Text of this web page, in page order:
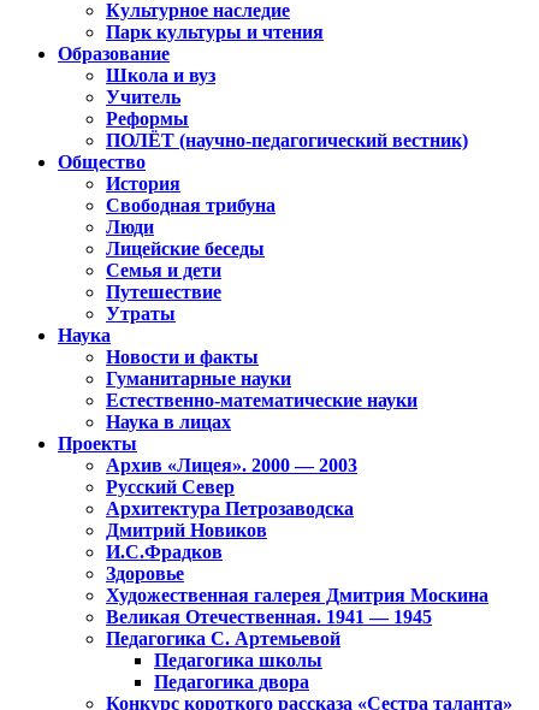
Культурное наследие
Парк культуры и чтения
Образование
Школа и вуз
Учитель
Реформы
ПОЛЁТ (научно-педагогический вестник)
Общество
История
Свободная трибуна
Люди
Лицейские беседы
Семья и дети
Путешествие
Утраты
Наука
Новости и факты
Гуманитарные науки
Естественно-математические науки
Наука в лицах
Проекты
Архив «Лицея». 2000 — 2003
Русский Север
Архитектура Петрозаводска
Дмитрий Новиков
И.С.Фрадков
Здоровье
Художественная галерея Дмитрия Москина
Великая Отечественная. 1941 — 1945
Педагогика С. Артемьевой
Педагогика школы
Педагогика двора
Конкурс короткого рассказа «Сестра таланта»